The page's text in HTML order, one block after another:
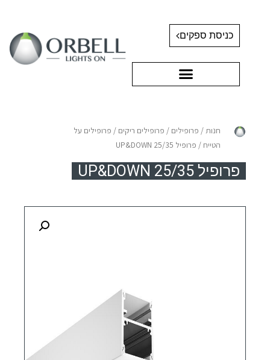
כניסת ספקים
חנות / פרופילים / פרופילים ריקים / פרופילים על
הטייח / פרופיל UP&DOWN 25/35
פרופיל UP&DOWN 25/35